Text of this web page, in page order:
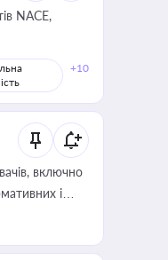
NACE,
+10
включно
і